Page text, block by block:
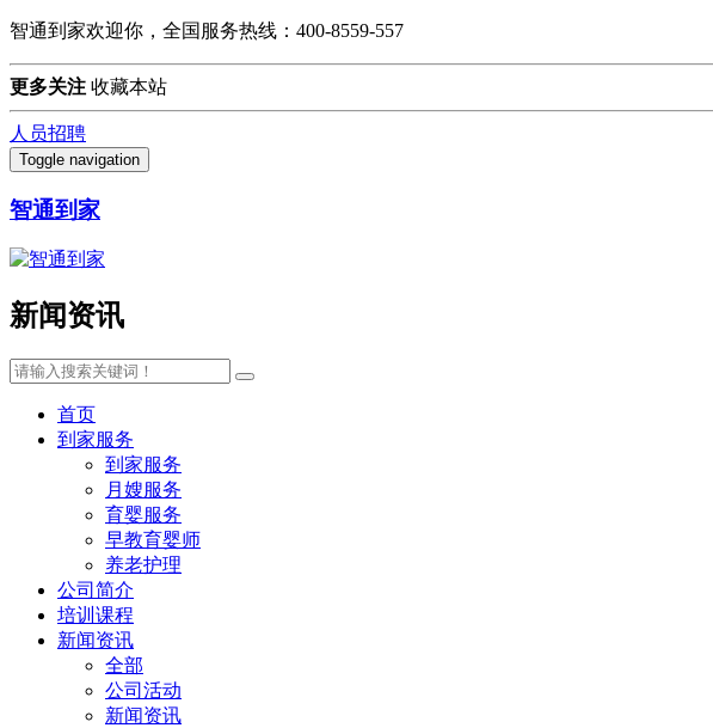
智通到家欢迎你，全国服务热线：400-8559-557
更多关注 收藏本站
人员招聘
Toggle navigation
智通到家
新闻资讯
首页
到家服务
到家服务
月嫂服务
育婴服务
早教育婴师
养老护理
公司简介
培训课程
新闻资讯
全部
公司活动
新闻资讯